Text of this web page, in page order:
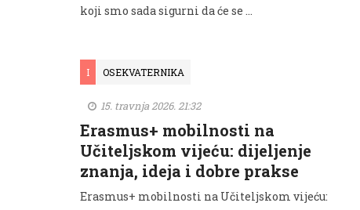
koji smo sada sigurni da će se …
I OSEKVATERNIKA
15. travnja 2026. 21:32
Erasmus+ mobilnosti na
Učiteljskom vijeću: dijeljenje
znanja, ideja i dobre prakse
Erasmus+ mobilnosti na Učiteljskom vijeću: